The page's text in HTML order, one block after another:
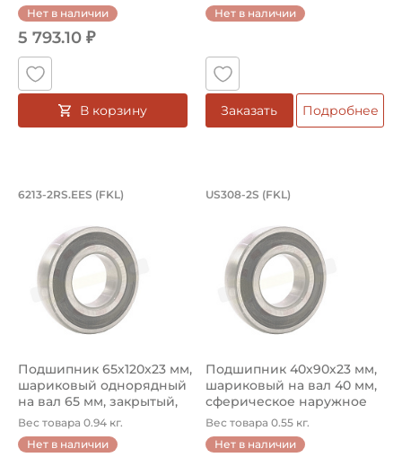
Нет в наличии
5 793.10 ₽
В корзину
Нет в наличии
Заказать Подробнее
Подшипник 65х120х23 мм,
6213-2RS.EES (FKL)
Подшипник 65х120х23 мм,
шариковый однорядный
на вал 65 мм, закрытый,
сф...
Вес товара 0.94 кг.
Нет в наличии
Подшипник
US308-2S (FKL)
Подшипник 40х90х23 мм,
шариковый на вал 40 мм,
сферическое наружное
кол...
Вес товара 0.55 кг.
Нет в наличии